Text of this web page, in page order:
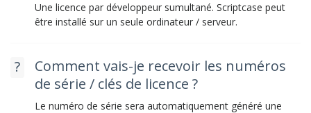
Une licence par développeur sumultané. Scriptcase peut
être installé sur un seule ordinateur / serveur.
Comment vais-je recevoir les numéros
de série / clés de licence ?
Le numéro de série sera automatiquement généré une